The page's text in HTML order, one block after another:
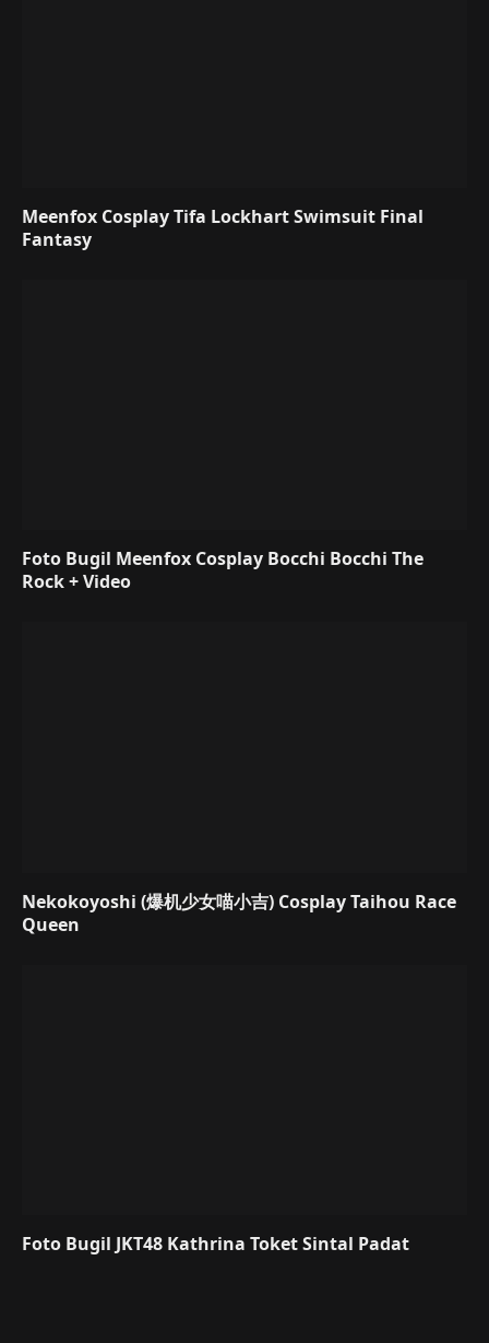
Meenfox Cosplay Tifa Lockhart Swimsuit Final
Fantasy
Foto Bugil Meenfox Cosplay Bocchi Bocchi The
Rock + Video
Nekokoyoshi (爆机少女喵小吉) Cosplay Taihou Race
Queen
Foto Bugil JKT48 Kathrina Toket Sintal Padat